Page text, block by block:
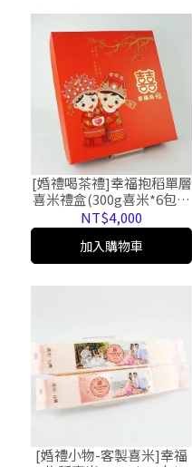
[婚禮喝茶禮]幸福抱稻單層
喜米禮盒(300g喜米*6包，
10組)
NT$4,000
加入購物車
[婚禮小物-客製喜米]幸福